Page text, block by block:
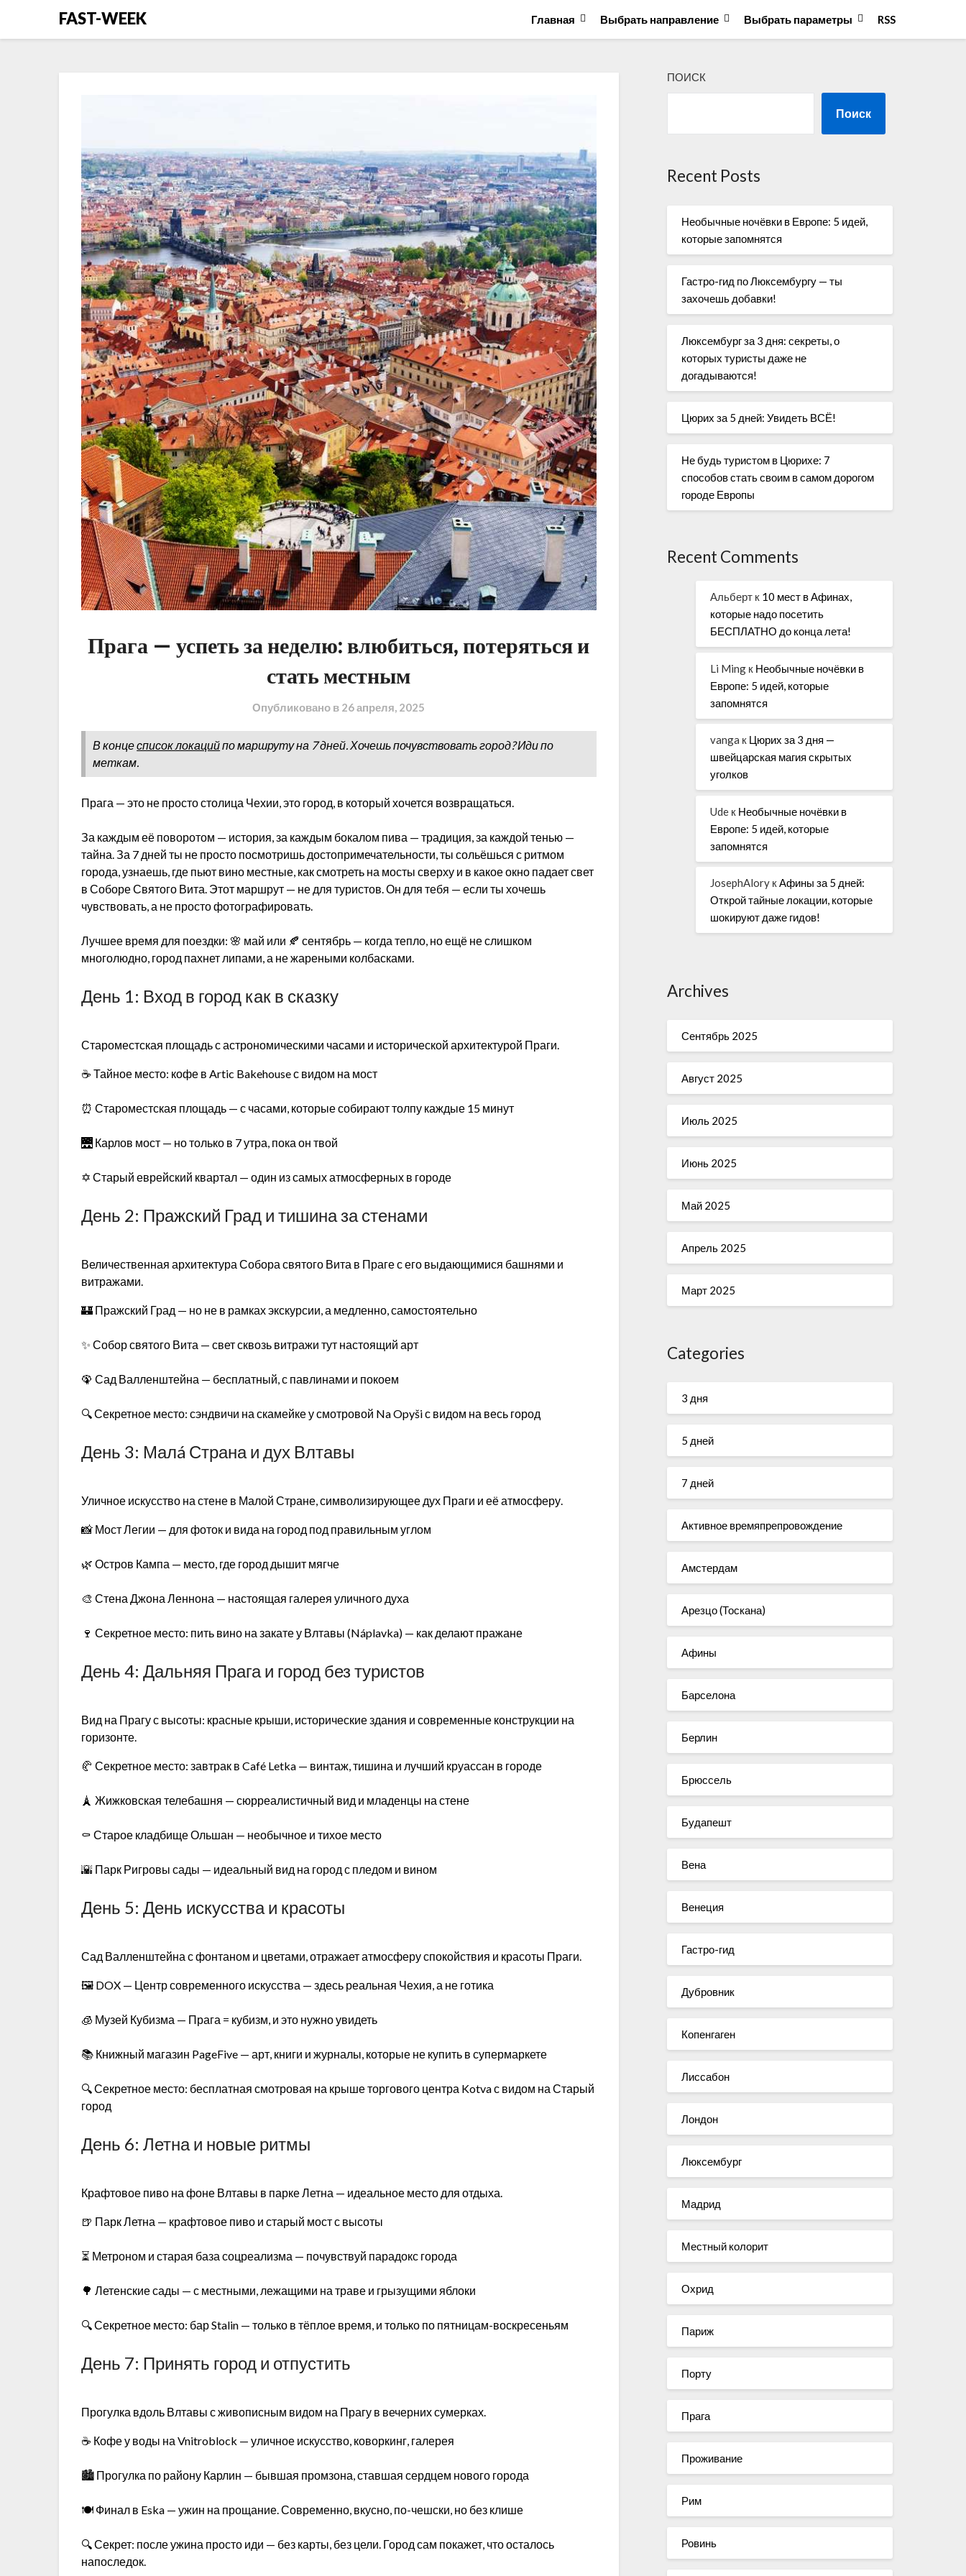
FAST-WEEK Главная Выбрать направление Выбрать параметры RSS
Прага — успеть за неделю: влюбиться, потеряться и
стать местным
Опубликовано в 26 апреля, 2025
В концесписок локацийпо маршруту на 7 дней. Хочешь почувствовать город? Иди по
меткам.
Прага — это не просто столица Чехии, это город, в который хочется возвращаться.
За каждым её поворотом — история, за каждым бокалом пива — традиция, за каждой тенью —
тайна. За 7 дней ты не просто посмотришь достопримечательности, ты сольёшься с ритмом
города, узнаешь, где пьют вино местные, как смотреть на мосты сверху и в какое окно падает свет
в Соборе Святого Вита. Этот маршрут — не для туристов. Он для тебя — если ты хочешь
чувствовать, а не просто фотографировать.
Лучшее время для поездки: 🌸 май или 🍂 сентябрь — когда тепло, но ещё не слишком
многолюдно, город пахнет липами, а не жареными колбасками.
День 1: Вход в город как в сказку
Староместская площадь с астрономическими часами и исторической архитектурой Праги.
☕ Тайное место: кофе в Artic Bakehouse с видом на мост
⏰ Староместская площадь — с часами, которые собирают толпу каждые 15 минут
🌉 Карлов мост — но только в 7 утра, пока он твой
✡️ Старый еврейский квартал — один из самых атмосферных в городе
День 2: Пражский Град и тишина за стенами
Величественная архитектура Собора святого Вита в Праге с его выдающимися башнями и
витражами.
🏰 Пражский Град — но не в рамках экскурсии, а медленно, самостоятельно
✨ Собор святого Вита — свет сквозь витражи тут настоящий арт
🦚 Сад Валленштейна — бесплатный, с павлинами и покоем
🔍 Секретное место: сэндвичи на скамейке у смотровой Na Opyši с видом на весь город
День 3: Малá Страна и дух Влтавы
Уличное искусство на стене в Малой Стране, символизирующее дух Праги и её атмосферу.
📸 Мост Легии — для фоток и вида на город под правильным углом
🌿 Остров Кампа — место, где город дышит мягче
🎨 Стена Джона Леннона — настоящая галерея уличного духа
🍷 Секретное место: пить вино на закате у Влтавы (Náplavka) — как делают пражане
День 4: Дальняя Прага и город без туристов
Вид на Прагу с высоты: красные крыши, исторические здания и современные конструкции на
горизонте.
🥐 Секретное место: завтрак в Café Letka — винтаж, тишина и лучший круассан в городе
🗼 Жижковская телебашня — сюрреалистичный вид и младенцы на стене
⚰️ Старое кладбище Ольшан — необычное и тихое место
🌇 Парк Ригровы сады — идеальный вид на город с пледом и вином
День 5: День искусства и красоты
Сад Валленштейна с фонтаном и цветами, отражает атмосферу спокойствия и красоты Праги.
🖼️ DOX — Центр современного искусства — здесь реальная Чехия, а не готика
🧊 Музей Кубизма — Прага = кубизм, и это нужно увидеть
📚 Книжный магазин PageFive — арт, книги и журналы, которые не купить в супермаркете
🔍 Секретное место: бесплатная смотровая на крыше торгового центра Kotva с видом на Старый
город
День 6: Летна и новые ритмы
Крафтовое пиво на фоне Влтавы в парке Летна — идеальное место для отдыха.
🍺 Парк Летна — крафтовое пиво и старый мост с высоты
⏳ Метроном и старая база соцреализма — почувствуй парадокс города
🌳 Летенские сады — с местными, лежащими на траве и грызущими яблоки
🔍 Секретное место: бар Stalin — только в тёплое время, и только по пятницам-воскресеньям
День 7: Принять город и отпустить
Прогулка вдоль Влтавы с живописным видом на Прагу в вечерних сумерках.
☕ Кофе у воды на Vnitroblock — уличное искусство, коворкинг, галерея
🏙️ Прогулка по району Карлин — бывшая промзона, ставшая сердцем нового города
🍽️ Финал в Eska — ужин на прощание. Современно, вкусно, по-чешски, но без клише
🔍 Секрет: после ужина просто иди — без карты, без цели. Город сам покажет, что осталось
напоследок.
ПОИСК
Поиск
Recent Posts
Необычные ночёвки в Европе: 5 идей,
которые запомнятся
Гастро-гид по Люксембургу — ты
захочешь добавки!
Люксембург за 3 дня: секреты, о
которых туристы даже не
догадываются!
Цюрих за 5 дней: Увидеть ВСЁ!
Не будь туристом в Цюрихе: 7
способов стать своим в самом дорогом
городе Европы
Recent Comments
Альбертк 10 мест в Афинах,
которые надо посетить
БЕСПЛАТНО до конца лета!
Li Mingк Необычные ночёвки в
Европе: 5 идей, которые
запомнятся
vanga к Цюрих за 3 дня —
швейцарская магия скрытых
уголков
Udeк Необычные ночёвки в
Европе: 5 идей, которые
запомнятся
JosephAloryкАфины за 5 дней:
Открой тайные локации, которые
шокируют даже гидов!
Archives
Сентябрь 2025
Август 2025
Июль 2025
Июнь 2025
Май 2025
Апрель 2025
Март 2025
Categories
3 дня
5 дней
7 дней
Активное времяпрепровождение
Амстердам
Арезцо (Тоскана)
Афины
Барселона
Берлин
Брюссель
Будапешт
Вена
Венеция
Гастро-гид
Дубровник
Копенгаген
Лиссабон
Лондон
Люксембург
Мадрид
Местный колорит
Охрид
Париж
Порту
Прага
Проживание
Рим
Ровинь